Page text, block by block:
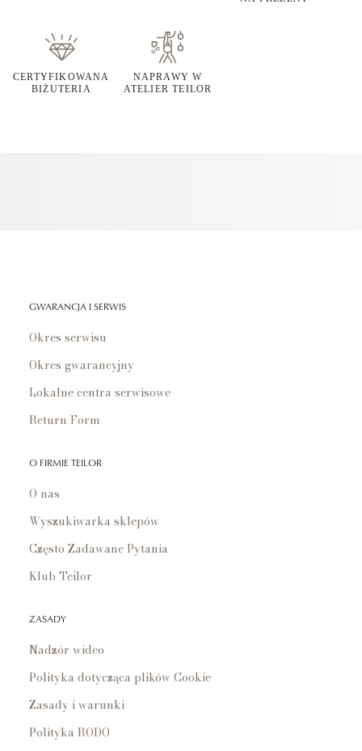
CERTYFIKOWANA
BIŻUTERIA
NAPRAWY W
ATELIER TEILOR
GWARANCJA I SERWIS
Okres serwisu
Okres gwarancyjny
Lokalne centra serwisowe
Return Form
O FIRMIE TEILOR
O nas
Wyszukiwarka sklepów
Często Zadawane Pytania
Klub Teilor
ZASADY
Nadzór wideo
Polityka dotycząca plików Cookie
Zasady i warunki
Polityka RODO